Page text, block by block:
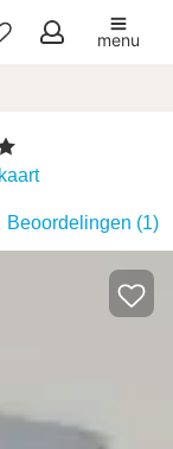
Mijn
menu
Beoordelingen (1)